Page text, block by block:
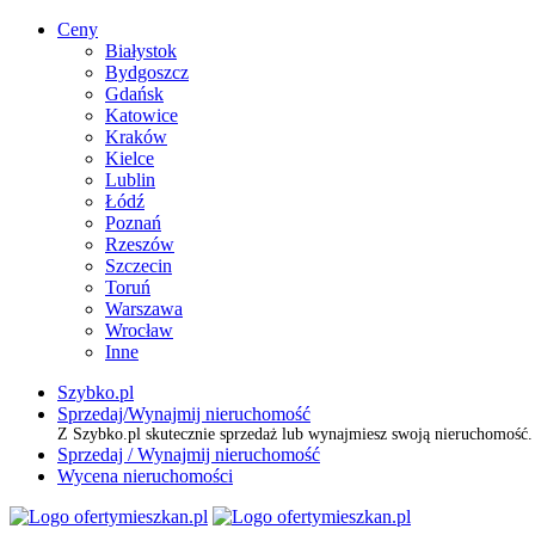
Ceny
Białystok
Bydgoszcz
Gdańsk
Katowice
Kraków
Kielce
Lublin
Łódź
Poznań
Rzeszów
Szczecin
Toruń
Warszawa
Wrocław
Inne
Szybko.pl
Sprzedaj/Wynajmij nieruchomość
Z Szybko.pl skutecznie sprzedaż lub wynajmiesz swoją nieruchomość.
Sprzedaj / Wynajmij nieruchomość
Wycena nieruchomości